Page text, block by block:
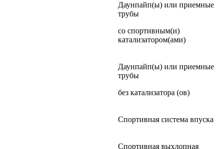
Даунпайп(ы) или приемные
трубы
со спортивным(и)
катализатором(ами)
Даунпайп(ы) или приемные
трубы
без катализатора (ов)
Спортивная система впуска
Спортивная выхлопная